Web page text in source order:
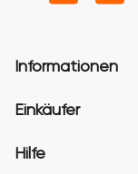
Informationen
Einkäufer
Hilfe